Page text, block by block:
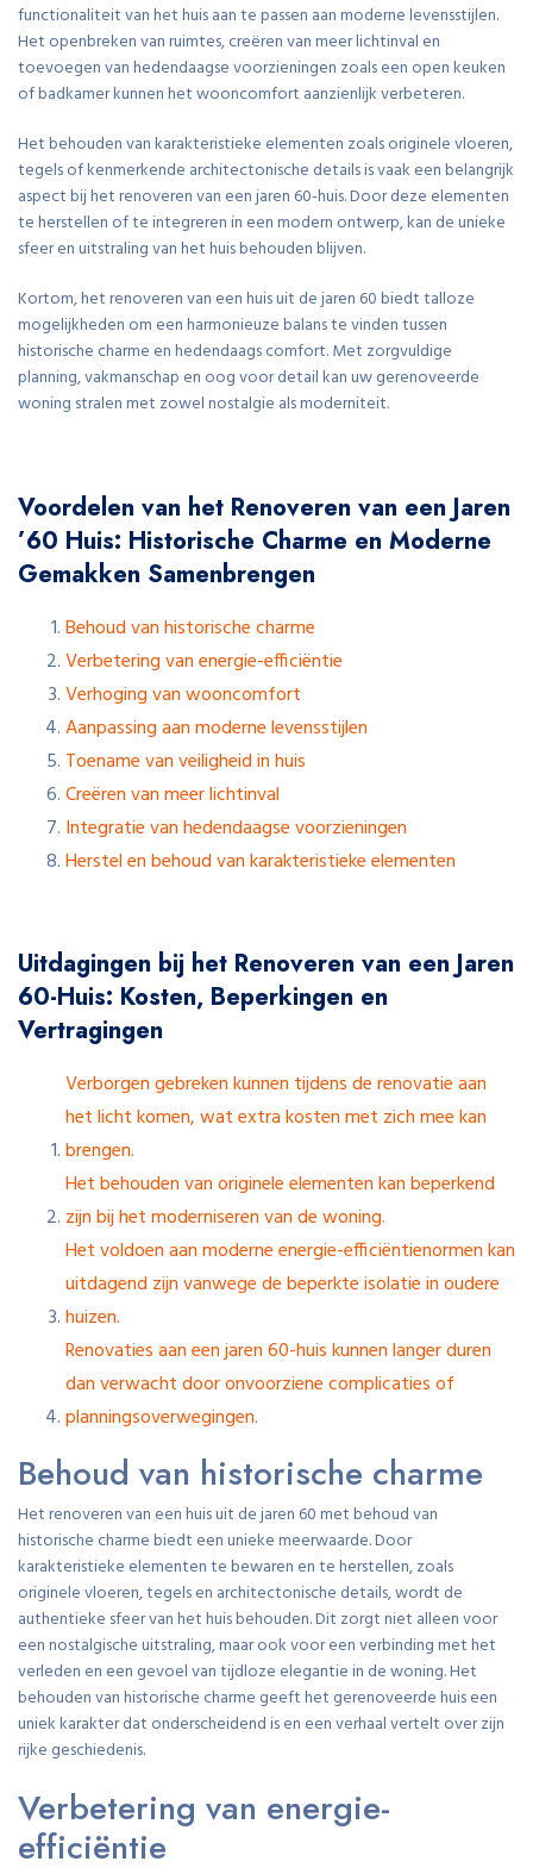
functionaliteit van het huis aan te passen aan moderne levensstijlen.
Het openbreken van ruimtes, creëren van meer lichtinval en
toevoegen van hedendaagse voorzieningen zoals een open keuken
of badkamer kunnen het wooncomfort aanzienlijk verbeteren.
Het behouden van karakteristieke elementen zoals originele vloeren,
tegels of kenmerkende architectonische details is vaak een belangrijk
aspect bij het renoveren van een jaren 60-huis. Door deze elementen
te herstellen of te integreren in een modern ontwerp, kan de unieke
sfeer en uitstraling van het huis behouden blijven.
Kortom, het renoveren van een huis uit de jaren 60 biedt talloze
mogelijkheden om een harmonieuze balans te vinden tussen
historische charme en hedendaags comfort. Met zorgvuldige
planning, vakmanschap en oog voor detail kan uw gerenoveerde
woning stralen met zowel nostalgie als moderniteit.
Voordelen van het Renoveren van een Jaren
’60 Huis: Historische Charme en Moderne
Gemakken Samenbrengen
Behoud van historische charme
Verbetering van energie-efficiëntie
Verhoging van wooncomfort
Aanpassing aan moderne levensstijlen
Toename van veiligheid in huis
Creëren van meer lichtinval
Integratie van hedendaagse voorzieningen
Herstel en behoud van karakteristieke elementen
Uitdagingen bij het Renoveren van een Jaren
60-Huis: Kosten, Beperkingen en
Vertragingen
Verborgen gebreken kunnen tijdens de renovatie aan
het licht komen, wat extra kosten met zich mee kan
brengen.
Het behouden van originele elementen kan beperkend
zijn bij het moderniseren van de woning.
Het voldoen aan moderne energie-efficiëntienormen kan
uitdagend zijn vanwege de beperkte isolatie in oudere
huizen.
Renovaties aan een jaren 60-huis kunnen langer duren
dan verwacht door onvoorziene complicaties of
planningsoverwegingen.
Behoud van historische charme
Het renoveren van een huis uit de jaren 60 met behoud van
historische charme biedt een unieke meerwaarde. Door
karakteristieke elementen te bewaren en te herstellen, zoals
originele vloeren, tegels en architectonische details, wordt de
authentieke sfeer van het huis behouden. Dit zorgt niet alleen voor
een nostalgische uitstraling, maar ook voor een verbinding met het
verleden en een gevoel van tijdloze elegantie in de woning. Het
behouden van historische charme geeft het gerenoveerde huis een
uniek karakter dat onderscheidend is en een verhaal vertelt over zijn
rijke geschiedenis.
Verbetering van energie-
efficiëntie